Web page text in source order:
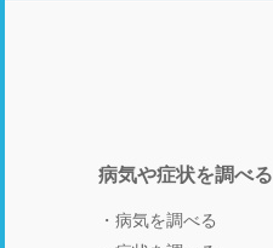
病気や症状を調べる
病気を調べる